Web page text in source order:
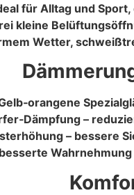
für Alltag und
kleine
Wetter,
–
– bessere